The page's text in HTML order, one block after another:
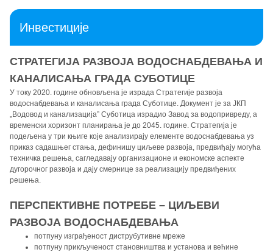
Инвестиције
СТРАТЕГИЈА РАЗВОЈА ВОДОСНАБДЕВАЊА И
КАНАЛИСАЊА ГРАДА СУБОТИЦЕ
У току 2020. године обновљена је израда Стратегије развоја
водоснабдевања и каналисања града Суботице. Документ је за ЈКП
„Водовод и канализација” Суботица израдио Завод за водопривреду, а
временски хоризонт планирања је до 2045. године. Стратегија је
подељена у три књиге које анализирају елементе водоснабдевања уз
приказ садашњег стања, дефинишу циљеве развоја, предвиђају могућа
техничка решења, сагледавају организационе и економске аспекте
дугорочног развоја и дају смернице за реализацију предвиђених
решења.
ПЕРСПЕКТИВНЕ ПОТРЕБЕ – ЦИЉЕВИ
РАЗВОЈА ВОДОСНАБДЕВАЊА
потпуну изграђеност диструбутивне мреже
потпуну прикљученост становништва и установа и већине